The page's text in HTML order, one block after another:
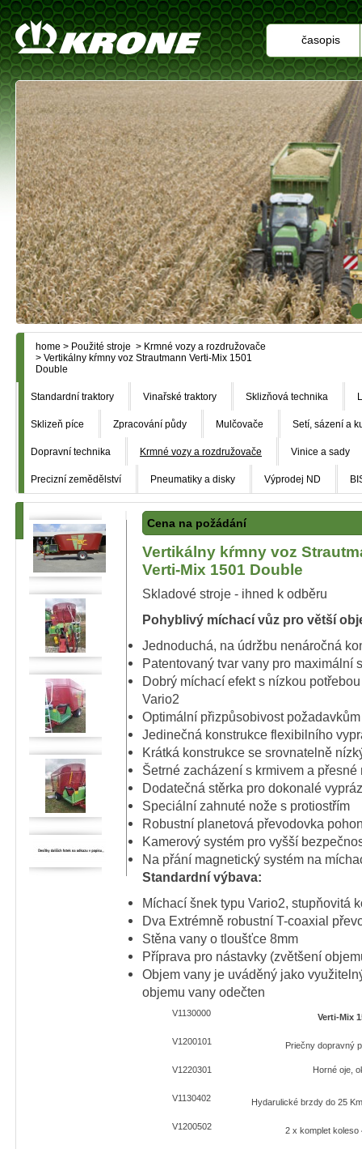
časopis
home > Použité stroje > Krmné vozy a rozdružovače
> Vertikálny kŕmny voz Strautmann Verti-Mix 1501
Double
Standardní traktory Vinařské traktory Sklizňová technika
Sklizeň píce Zpracování půdy Mulčovače Setí, sázení a
Dopravní technika Krmné vozy a rozdružovače Vinice a sady
Precizní zemědělství Pneumatiky a disky Výprodej ND
Cena na požádání
Vertikálny kŕmny voz
Verti-Mix 1501 Double
Skladové stroje - ihned k odběru
Pohyblivý míchací vůz pro větší
Jednoduchá, na údržbu nenáročná
Patentovaný tvar vany pro maximální
Dobrý míchací efekt s nízkou
Vario2
Optimální přizpůsobivost
Jedinečná konstrukce flexibilního
Krátká konstrukce se srovnatelně
Šetrné zacházení s krmivem a přesné
Dodatečná stěrka pro dokonalé
Speciální zahnuté nože s protiostřím
Robustní planetová převodovka
Kamerový systém pro vyšší
Na přání magnetický systém na
Standardní výbava:
Míchací šnek typu Vario2, stupňovitá
Dva Extrémně robustní T-coaxial
Stěna vany o tloušťce 8mm
Příprava pro nástavky (zvětšení
Objem vany je uváděný jako
objemu vany odečten
V1130000 Verti-Mix
V1200101 Priečny dopravný
V1220301 Horné oje,
V1130402 Hydarulické brzdy do 25
V1200502 2 x komplet koleso